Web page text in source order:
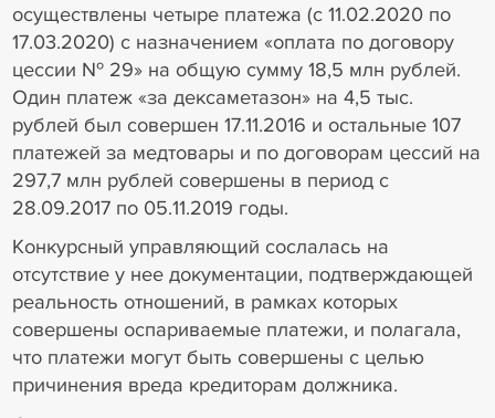
осуществлены четыре платежа (с 11.02.2020 по
17.03.2020) с назначением «оплата по договору
цессии № 29» на общую сумму 18,5 млн рублей.
Один платеж «за дексаметазон» на 4,5 тыс.
рублей был совершен 17.11.2016 и остальные 107
платежей за медтовары и по договорам цессий на
297,7 млн рублей совершены в период с
28.09.2017 по 05.11.2019 годы.
Конкурсный управляющий сослалась на
отсутствие у нее документации, подтверждающей
реальность отношений, в рамках которых
совершены оспариваемые платежи, и полагала,
что платежи могут быть совершены с целью
причинения вреда кредиторам должника.